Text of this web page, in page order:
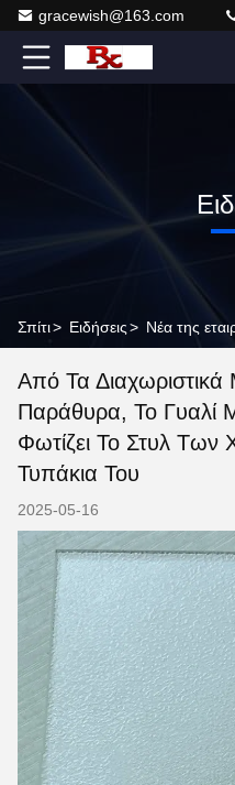
gracewish@163.com
Σπίτι> Ειδήσεις>
Από Τα Διαχωριστικά
Παράθυρα, Το Γυαλί
Φωτίζει Το Στυλ
Τυπάκια Του
2025-05-16